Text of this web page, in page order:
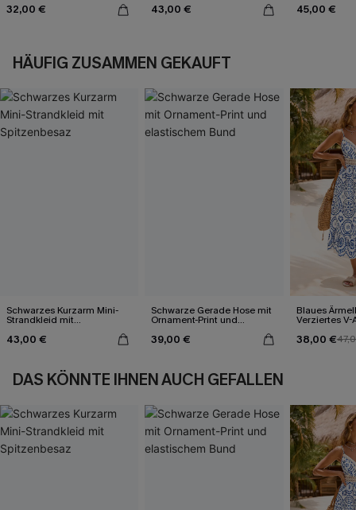
32,00 € 43,00 € 45,00 €
HÄUFIG ZUSAMMEN GEKAUFT
Schwarzes Kurzarm Mini-
Strandkleid mit
43,00 €
Schwarze Gerade Hose mit
Ornament-Print und
39,00 €
Blaues
Verziertes
38,00 €
DAS KÖNNTE IHNEN AUCH GEFALLEN